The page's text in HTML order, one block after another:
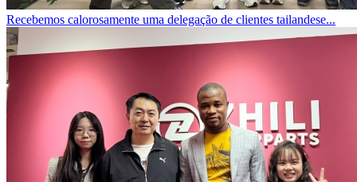
Recebemos calorosamente uma delegação de clientes tailandese...